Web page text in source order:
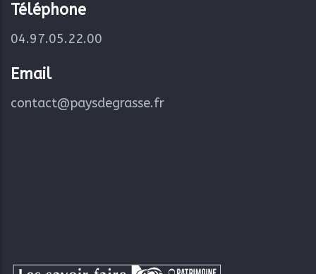
Téléphone
04.97.05.22.00
Email
contact@paysdegrasse.fr